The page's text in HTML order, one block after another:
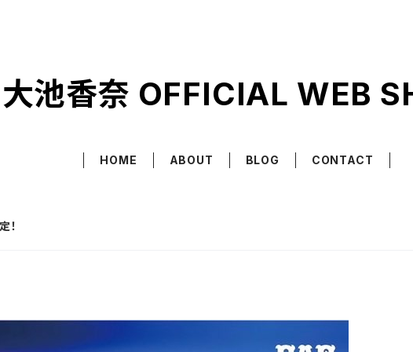
大池香奈 OFFICIAL WEB
HOME ABOUT BLOG CONTACT
！